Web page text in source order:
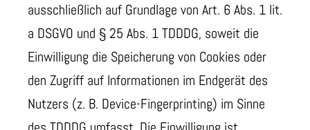
ausschließlich auf Grundlage von Art. 6 Abs. 1 lit.
a DSGVO und § 25 Abs. 1 TDDDG, soweit die
Einwilligung die Speicherung von Cookies oder
den Zugriff auf Informationen im Endgerät des
Nutzers (z. B. Device-Fingerprinting) im Sinne